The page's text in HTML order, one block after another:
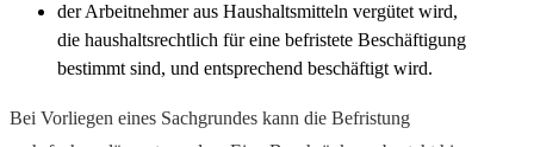
der Arbeitnehmer aus Haushaltsmitteln vergütet wird,
die haushaltsrechtlich für eine befristete Beschäftigung
bestimmt sind, und entsprechend beschäftigt wird.
Bei Vorliegen eines Sachgrundes kann die Befristung